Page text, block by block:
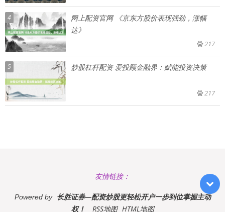
4
网上配资官网 《京东方股价表现强劲，涨幅
达》
217
5 炒股杠杆配资 爱投顾金融界：赋能投资决策
217
友情链接：
Powered by 长胜证券—配资炒股更轻松开户一步到位掌握主动
权！
RSS地图 HTML地图